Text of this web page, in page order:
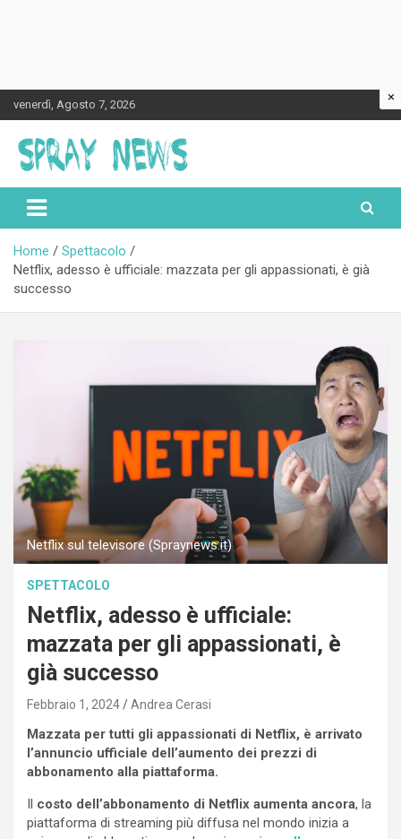
to
content
venerdì, Agosto 7, 2026
Spraynews.it
Home
Spettacolo
Netflix, adesso è ufficiale: mazzata per gli appassionati, è già
successo
Netflix sul televisore (Spraynews.it)
SPETTACOLO
Netflix, adesso è ufficiale:
mazzata per gli appassionati, è
già successo
Febbraio 1, 2024 Andrea Cerasi
Mazzata per tutti gli appassionati di Netflix, è arrivato
l’annuncio ufficiale dell’aumento dei prezzi di
abbonamento alla piattaforma.
costo dell’abbonamento di Netflix aumenta ancora, la
piattaforma di streaming più diffusa nel mondo inizia a
×